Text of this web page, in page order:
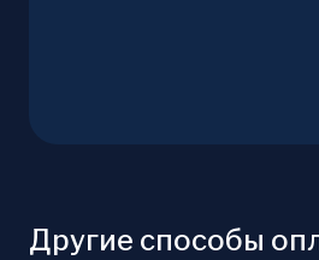
Другие способы